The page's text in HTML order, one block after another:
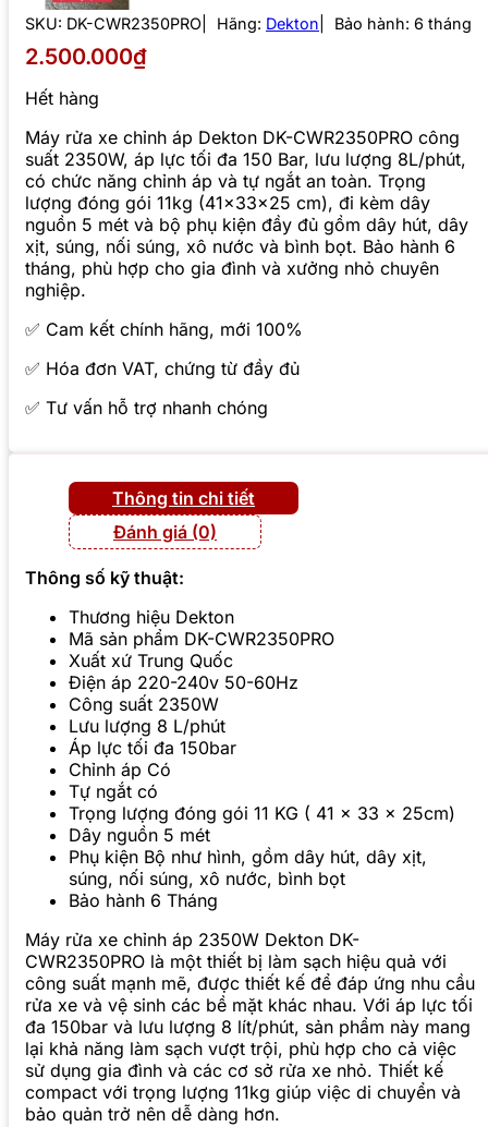
SKU: DK-CWR2350PRO Hãng: Dekton Bảo hành: 6 tháng
2.500.000₫
Hết hàng
Máy rửa xe chỉnh áp Dekton DK-CWR2350PRO công
suất 2350W, áp lực tối đa 150 Bar, lưu lượng 8L/phút,
có chức năng chỉnh áp và tự ngắt an toàn. Trọng
lượng đóng gói 11kg (41x33x25 cm), đi kèm dây
nguồn 5 mét và bộ phụ kiện đầy đủ gồm dây hút, dây
xịt, súng, nối súng, xô nước và bình bọt. Bảo hành 6
tháng, phù hợp cho gia đình và xưởng nhỏ chuyên
nghiệp.
✅ Cam kết chính hãng, mới 100%
✅ Hóa đơn VAT, chứng từ đầy đủ
✅ Tư vấn hỗ trợ nhanh chóng
Thông tin chi tiết
Đánh giá (0)
Thông số kỹ thuật:
Thương hiệu Dekton
Mã sản phẩm DK-CWR2350PRO
Xuất xứ Trung Quốc
Điện áp 220-240v 50-60Hz
Công suất 2350W
Lưu lượng 8 L/phút
Áp lực tối đa 150bar
Chỉnh áp Có
Tự ngắt có
Trọng lượng đóng gói 11 KG ( 41 x 33 x 25cm)
Dây nguồn 5 mét
Phụ kiện Bộ như hình, gồm dây hút, dây xịt,
súng, nối súng, xô nước, bình bọt
Bảo hành 6 Tháng
Máy rửa xe chỉnh áp 2350W Dekton DK-
CWR2350PRO là một thiết bị làm sạch hiệu quả với
công suất mạnh mẽ, được thiết kế để đáp ứng nhu cầu
rửa xe và vệ sinh các bề mặt khác nhau. Với áp lực tối
đa 150bar và lưu lượng 8 lít/phút, sản phẩm này mang
lại khả năng làm sạch vượt trội, phù hợp cho cả việc
sử dụng gia đình và các cơ sở rửa xe nhỏ. Thiết kế
compact với trọng lượng 11kg giúp việc di chuyển và
bảo quản trở nên dễ dàng hơn.